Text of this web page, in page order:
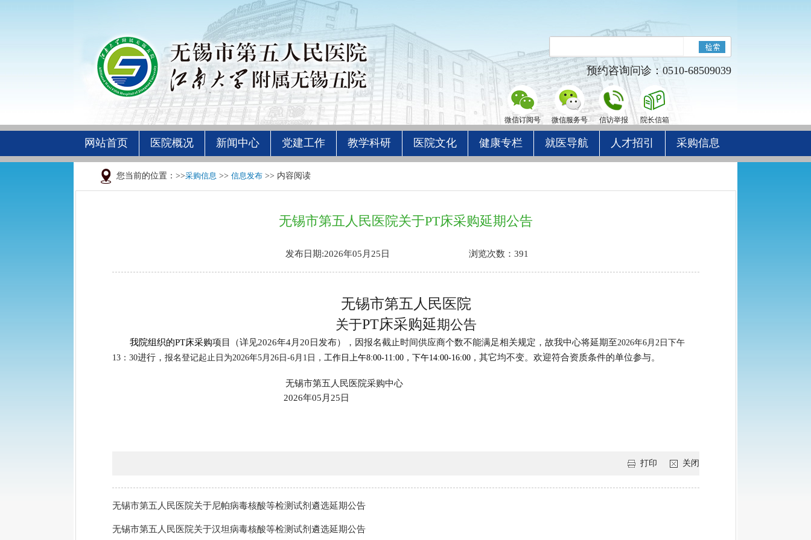
预约咨询问诊：0510-68509039
微信订阅号 微信服务号 信访举报 院长信箱
网站首页 医院概况 新闻中心 党建工作 教学科研 医院文化 健康专栏 就医导航 人才招引 采购信息
您当前的位置：>>采购信息 >> 信息发布 >> 内容阅读
无锡市第五人民医院关于PT床采购延期公告
发布日期:2026年05月25日 浏览次数：391
无锡市第五人民医院
关于PT床采购延期公告
我院组织的PT床采购项目（详见2026年4月20日发布），因报名截止时间供应商个数不能满足相关规定，故我中心将延期至2026年6月2 日下午
13 ： 30进行， 报名登记起止日为2026年5月 26 日 -6月 1 日 ， 工作日上午8:00-11:00 ， 下午14:00-16:00 ， 其它均不变。欢迎符合资质条件的单位参与。
无锡市第五人民医院采购中心
2026年05 月 25 日
关闭
打印
无锡市第五人民医院关于尼帕病毒核酸等检测试剂遴选延期公告
无锡市第五人民医院关于汉坦病毒核酸等检测试剂遴选延期公告